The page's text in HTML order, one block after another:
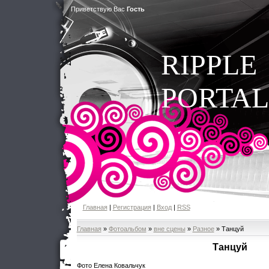
Приветствую Вас Гость
RIPPLE
PORTAL
Главная| Регистрация| Вход| RSS
Главная » Фотоальбом » вне сцены » Разное» Танцуй
Танцуй
Фото Елена Ковальчук